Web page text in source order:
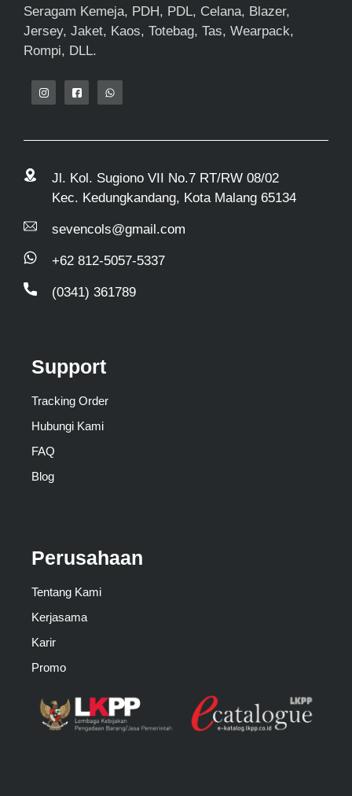
Seragam Kemeja, PDH, PDL, Celana, Blazer,
Jersey, Jaket, Kaos, Totebag, Tas, Wearpack,
Rompi, DLL.
Jl. Kol. Sugiono VII No.7 RT/RW 08/02
Kec. Kedungkandang, Kota Malang 65134
sevencols@gmail.com
+62 812-5057-5337
(0341) 361789
Support
Tracking Order
Hubungi Kami
FAQ
Blog
Perusahaan
Tentang Kami
Kerjasama
Karir
Promo